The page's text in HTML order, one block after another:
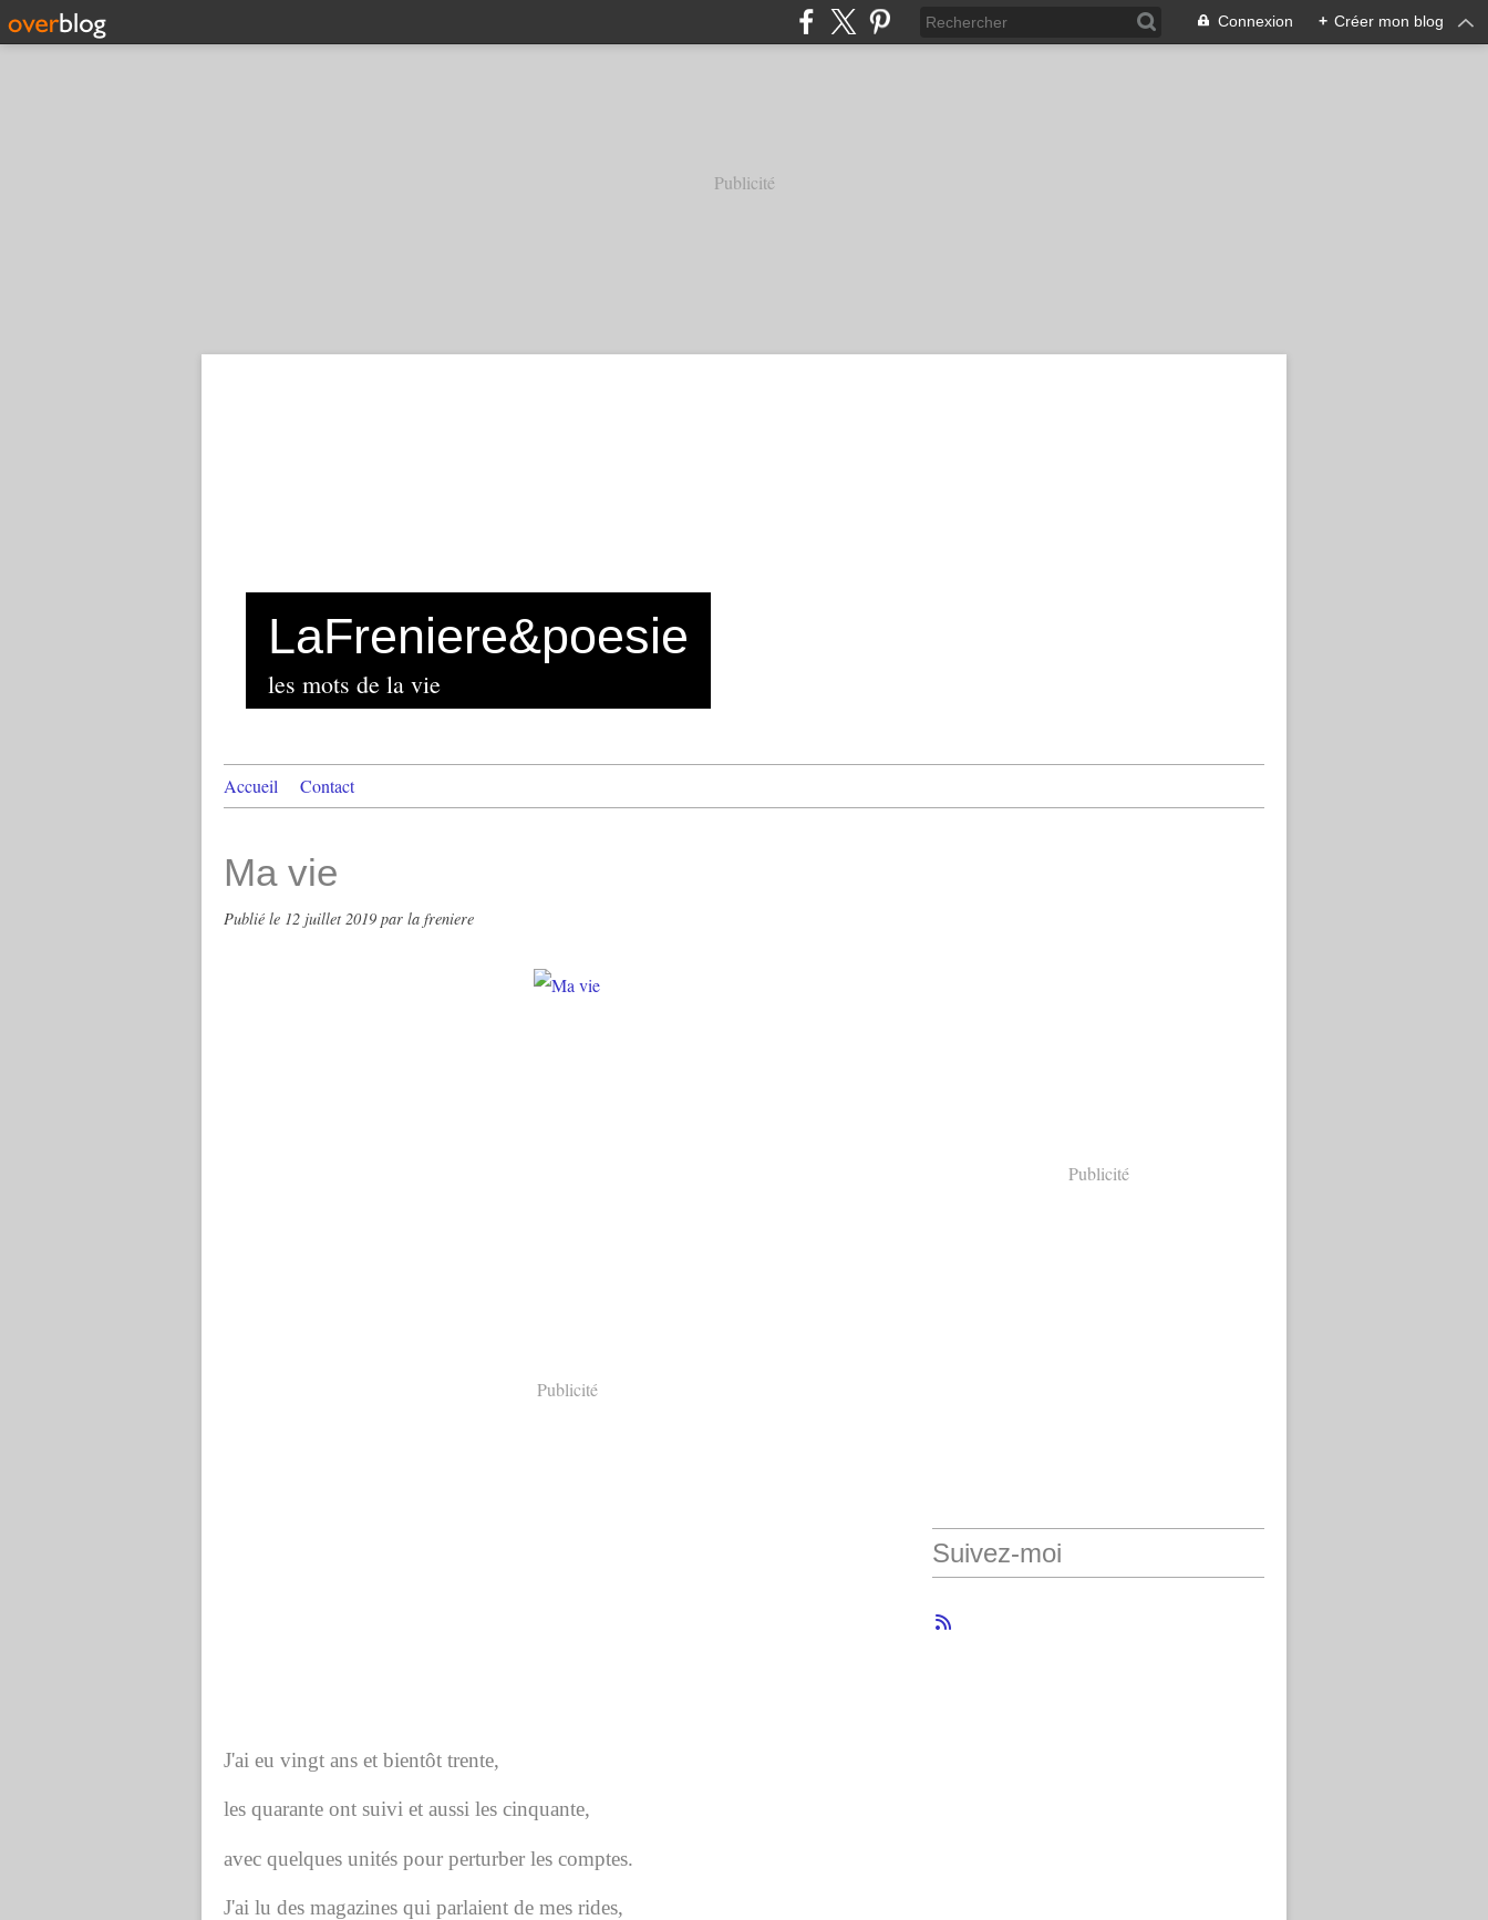
Connexion + Créer mon blog
Publicité
LaFreniere&poesie
les mots de la vie
Accueil Contact
Ma vie
Publié le 12 juillet 2019 par la freniere
Publicité
J'ai eu vingt ans et bientôt trente,
les quarante ont suivi et aussi les cinquante,
avec quelques unités pour perturber les comptes.
J'ai lu des magazines qui parlaient de mes rides,
Publicité
Suivez-moi